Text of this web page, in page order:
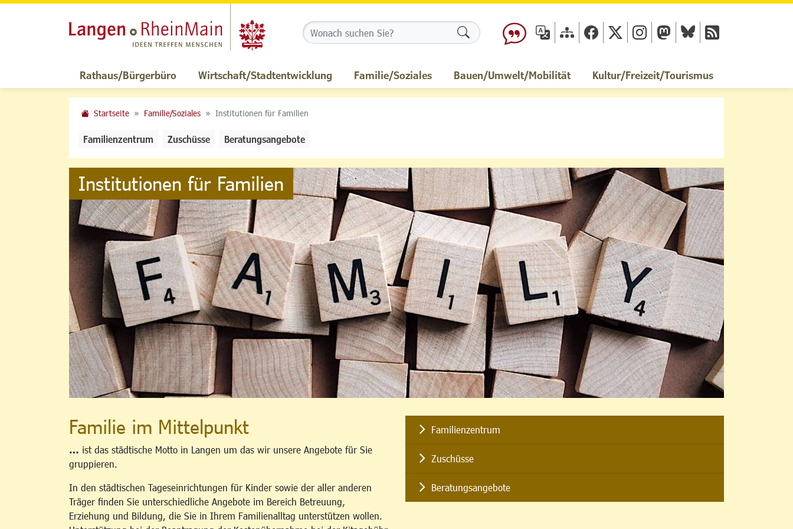
Formularschaltfläche
Rathaus/Bürgerbüro Wirtschaft/Stadtentwicklung Familie/Soziales Bauen/Umwelt/Mobilität Kultur/Freizeit/Tourismus
Startseite Familie/Soziales Institutionen für Familien
Familienzentrum Zuschüsse Beratungsangebote
Institutionen für Familien
Familie im Mittelpunkt
… ist das städtische Motto in Langen um das wir unsere Angebote für Sie
gruppieren.
In den städtischen Tageseinrichtungen für Kinder sowie der aller anderen
Träger finden Sie unterschiedliche Angebote im Bereich Betreuung,
Erziehung und Bildung, die Sie in Ihrem Familienalltag unterstützen wollen.
Familienzentrum
Zuschüsse
Beratungsangebote